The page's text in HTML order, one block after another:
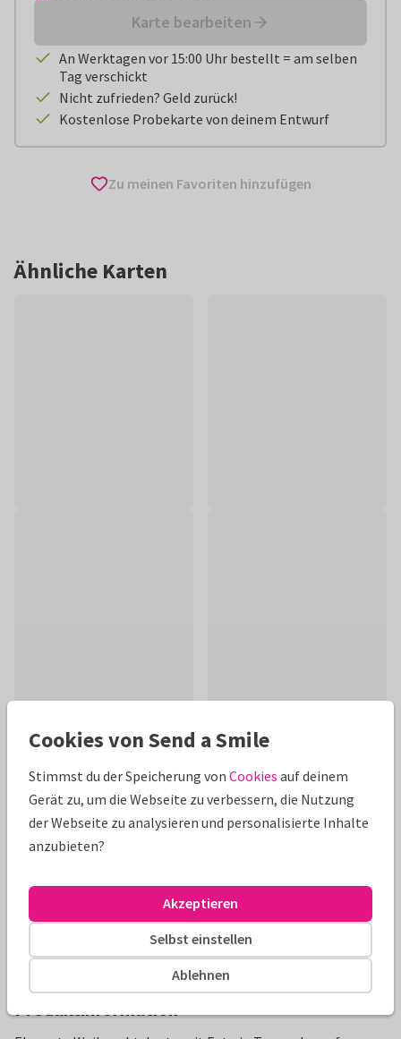
Karte bearbeiten
An Werktagen vor 15:00 Uhr bestellt = am selben
Tag verschickt
Nicht zufrieden? Geld zurück!
Kostenlose Probekarte von deinem Entwurf
Zu meinen Favoriten hinzufügen
Ähnliche Karten
Schöne Extras zu deiner Karte
Produktinformation
Cookies von Send a Smile
Stimmst du der Speicherung von Cookies auf deinem
Gerät zu, um die Webseite zu verbessern, die Nutzung
der Webseite zu analysieren und personalisierte Inhalte
anzubieten?
Ablehnen
Selbst einstellen
Akzeptieren